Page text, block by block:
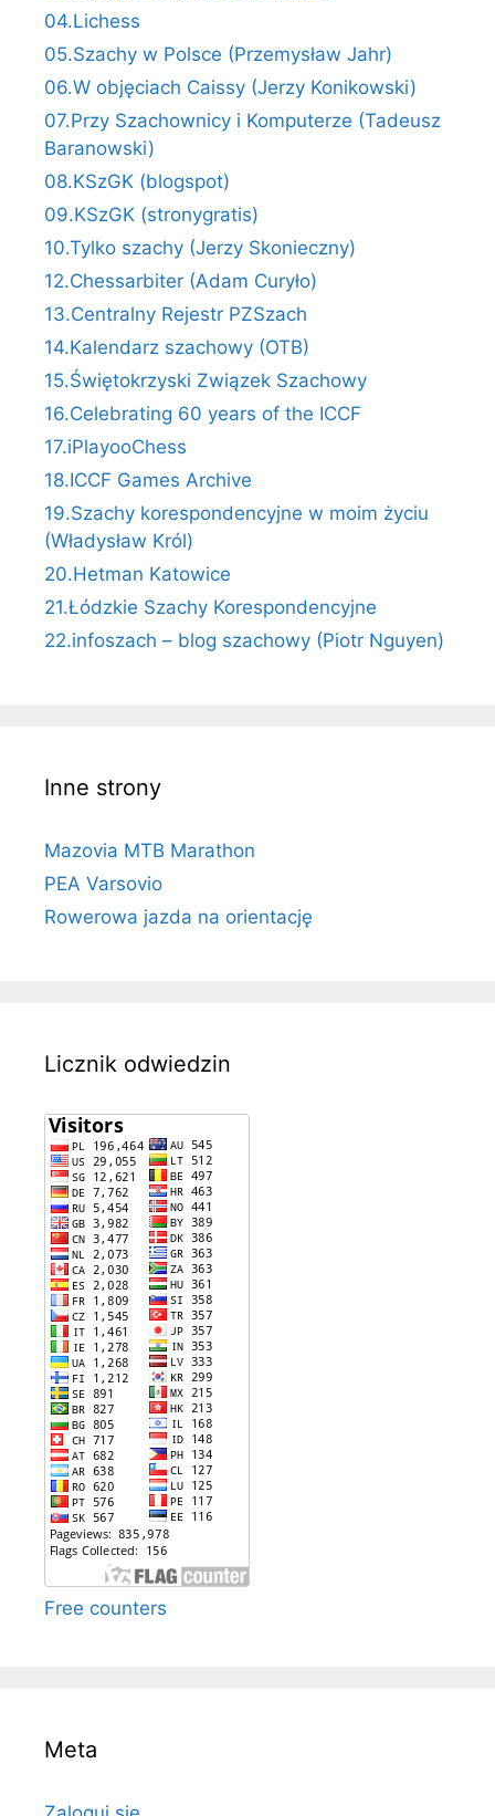
04.Lichess
05.Szachy w Polsce (Przemysław Jahr)
06.W objęciach Caissy (Jerzy Konikowski)
07.Przy Szachownicy i Komputerze (Tadeusz
Baranowski)
08.KSzGK (blogspot)
09.KSzGK (stronygratis)
10.Tylko szachy (Jerzy Skonieczny)
12.Chessarbiter (Adam Curyło)
13.Centralny Rejestr PZSzach
14.Kalendarz szachowy (OTB)
15.Świętokrzyski Związek Szachowy
16.Celebrating 60 years of the ICCF
17.iPlayooChess
18.ICCF Games Archive
19.Szachy korespondencyjne w moim życiu
(Władysław Król)
20.Hetman Katowice
21.Łódzkie Szachy Korespondencyjne
22.infoszach – blog szachowy (Piotr Nguyen)
Inne strony
Mazovia MTB Marathon
PEA Varsovio
Rowerowa jazda na orientację
Licznik odwiedzin
Free counters
Meta